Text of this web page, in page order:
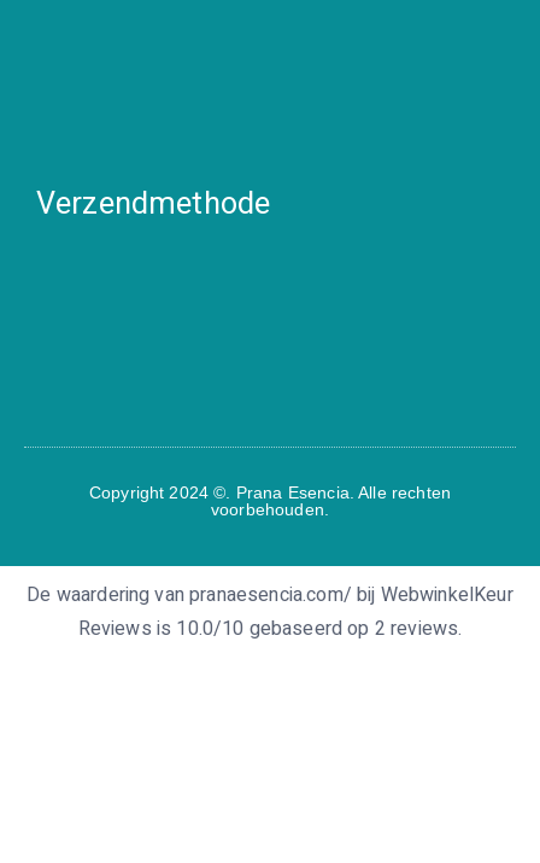
Verzendmethode
Copyright 2024 ©. Prana Esencia. Alle rechten
voorbehouden.
De waardering van pranaesencia.com/ bij WebwinkelKeur
Reviews is 10.0/10 gebaseerd op 2 reviews.